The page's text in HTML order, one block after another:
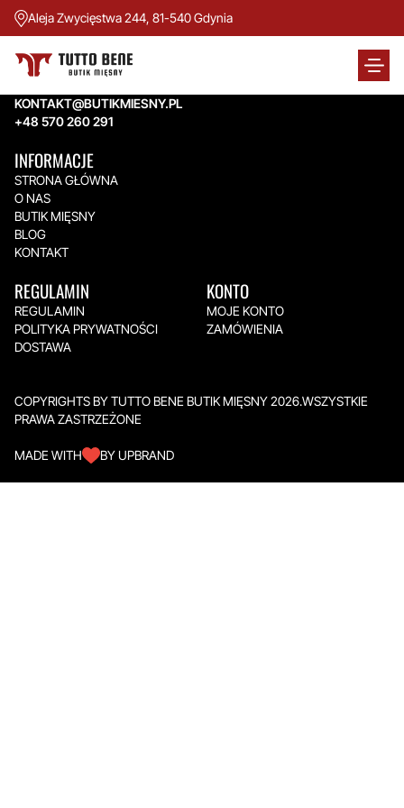
Aleja Zwycięstwa 244, 81-540 Gdynia
TUTTO BENE BUTIK MIĘSNY
Aleja Zwycięstwa 244,
KONTAKT@BUTIKMIESNY.PL
+48 570 260 291
INFORMACJE
STRONA GŁÓWNA
O NAS
BUTIK MIĘSNY
BLOG
KONTAKT
REGULAMIN
REGULAMIN
POLITYKA PRYWATNOŚCI
DOSTAWA
KONTO
MOJE KONTO
ZAMÓWIENIA
COPYRIGHTS BY TUTTO BENE BUTIK MIĘSNY 2026.WSZYSTKIE
PRAWA ZASTRZEŻONE
MADE WITH BY UPBRAND